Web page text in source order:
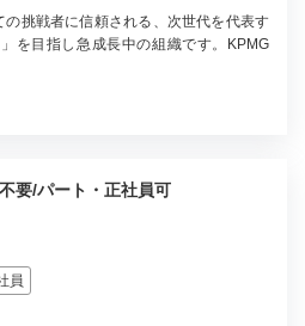
挑戦者に信頼される、次世代を代表す
を目指し急成長中の組織です。KPMG
要/パート・正社員可
員